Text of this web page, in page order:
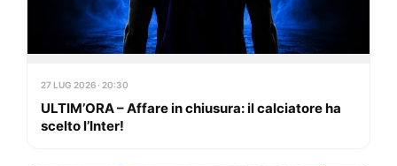
27 LUG 2026 · 20:30
ULTIM’ORA – Affare in chiusura: il calciatore ha
scelto l’Inter!